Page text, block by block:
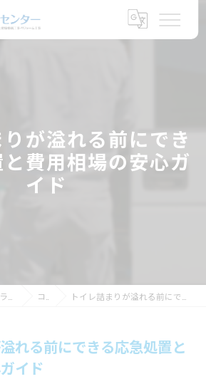
が溢れる前にでき
費用相場の安心ガ
イド
コラム トイレ詰まりが溢れる前にできる応急処置と費用相場の安心ガイド
れる前にできる応急処置と
イド